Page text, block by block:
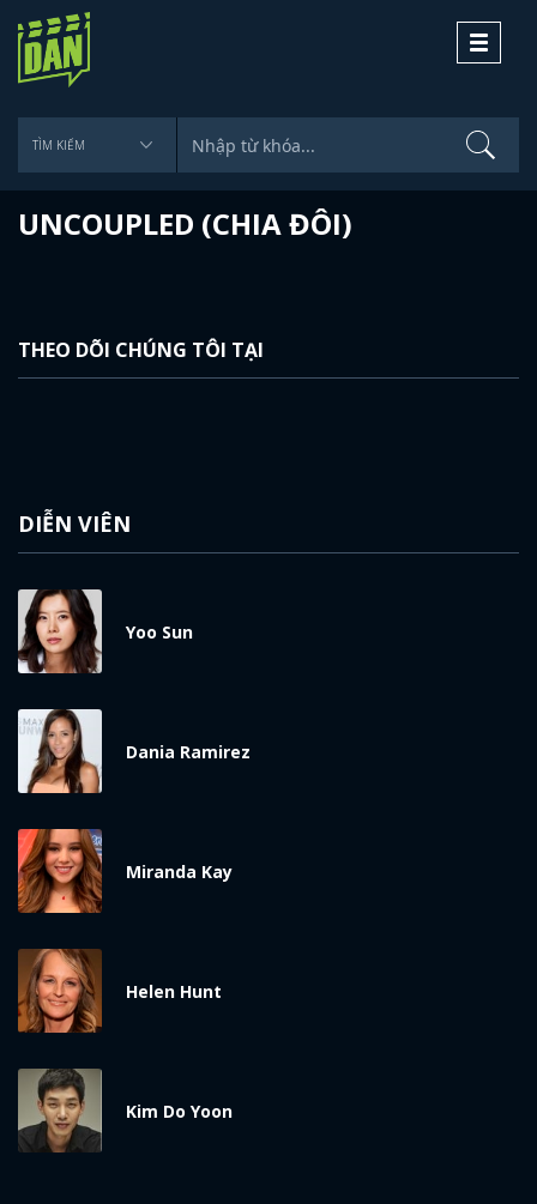
Toggle
UNCOUPLED (CHIA ĐÔI)
THEO DÕI CHÚNG TÔI TẠI
DIỄN VIÊN
Yoo Sun
Dania Ramirez
Miranda Kay
Helen Hunt
Kim Do Yoon